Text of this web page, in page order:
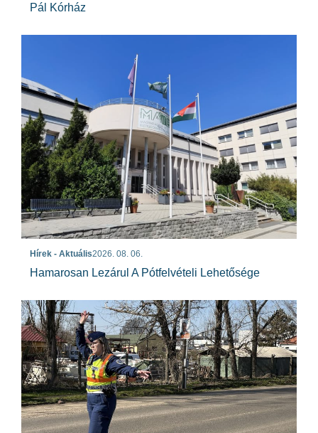
Pál Kórház
Hírek - Aktuális2026. 08. 06.
Hamarosan Lezárul A Pótfelvételi Lehetősége